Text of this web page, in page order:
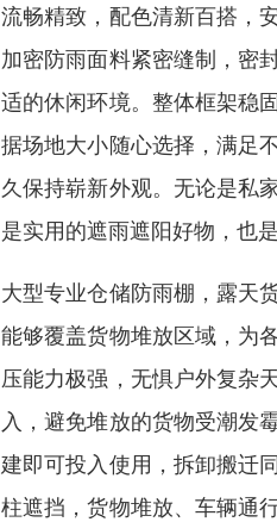
流畅精致，配色清新百搭，
加密防雨面料紧密缝制，密
适的休闲环境。整体框架稳
据场地大小随心选择，满足
久保持崭新外观。无论是私
是实用的遮雨遮阳好物，也
大型专业仓储防雨棚，露天
能够覆盖货物堆放区域，为
压能力极强，无惧户外复杂
入，避免堆放的货物受潮发
建即可投入使用，拆卸搬迁
柱遮挡，货物堆放、车辆通